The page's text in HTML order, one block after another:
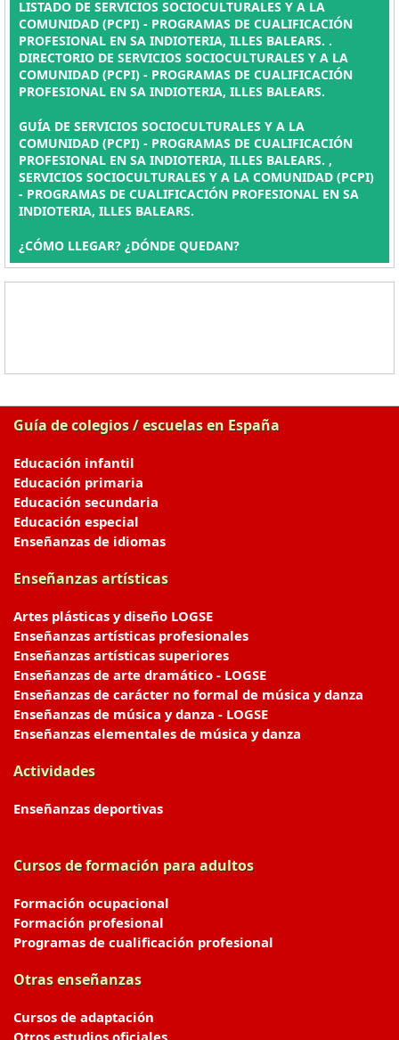
LISTADO DE SERVICIOS SOCIOCULTURALES Y A LA
COMUNIDAD (PCPI) - PROGRAMAS DE CUALIFICACIÓN
PROFESIONAL EN SA INDIOTERIA, ILLES BALEARS. .
DIRECTORIO DE SERVICIOS SOCIOCULTURALES Y A LA
COMUNIDAD (PCPI) - PROGRAMAS DE CUALIFICACIÓN
PROFESIONAL EN SA INDIOTERIA, ILLES BALEARS.
GUÍA DE SERVICIOS SOCIOCULTURALES Y A LA
COMUNIDAD (PCPI) - PROGRAMAS DE CUALIFICACIÓN
PROFESIONAL EN SA INDIOTERIA, ILLES BALEARS. ,
SERVICIOS SOCIOCULTURALES Y A LA COMUNIDAD (PCPI)
- PROGRAMAS DE CUALIFICACIÓN PROFESIONAL EN SA
INDIOTERIA, ILLES BALEARS.
¿CÓMO LLEGAR? ¿DÓNDE QUEDAN?
Guía de colegios / escuelas en España
Educación infantil
Educación primaria
Educación secundaria
Educación especial
Enseñanzas de idiomas
Enseñanzas artísticas
Artes plásticas y diseño LOGSE
Enseñanzas artísticas profesionales
Enseñanzas artísticas superiores
Enseñanzas de arte dramático - LOGSE
Enseñanzas de carácter no formal de música y danza
Enseñanzas de música y danza - LOGSE
Enseñanzas elementales de música y danza
Actividades
Enseñanzas deportivas
Cursos de formación para adultos
Formación ocupacional
Formación profesional
Programas de cualificación profesional
Otras enseñanzas
Cursos de adaptación
Otros estudios oficiales